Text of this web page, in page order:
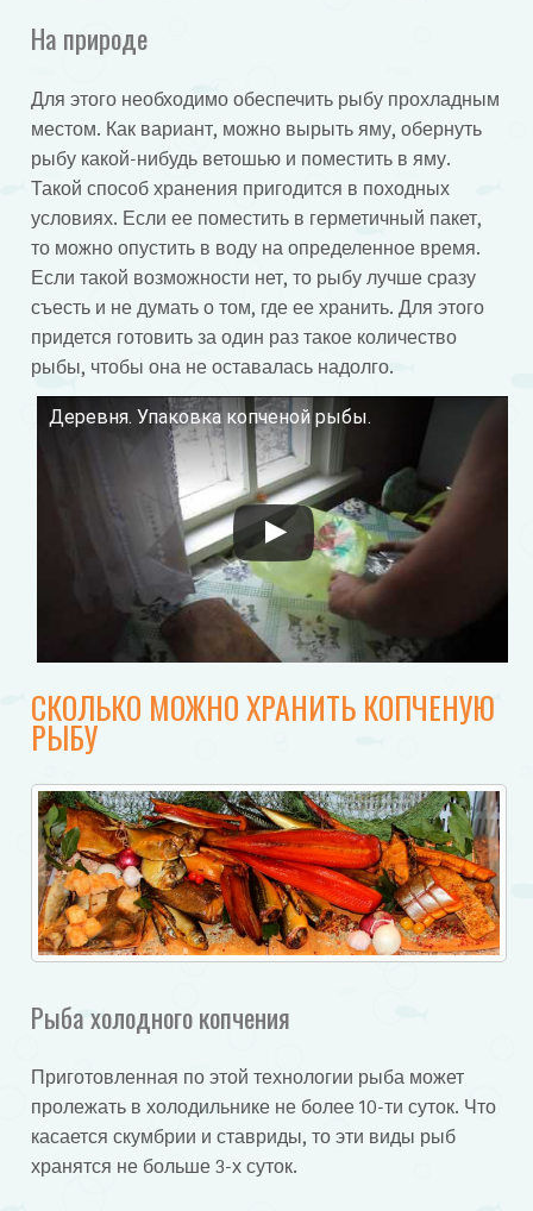
На природе
Для этого необходимо обеспечить рыбу прохладным
местом. Как вариант, можно вырыть яму, обернуть
рыбу какой-нибудь ветошью и поместить в яму.
Такой способ хранения пригодится в походных
условиях. Если ее поместить в герметичный пакет,
то можно опустить в воду на определенное время.
Если такой возможности нет, то рыбу лучше сразу
съесть и не думать о том, где ее хранить. Для этого
придется готовить за один раз такое количество
рыбы, чтобы она не оставалась надолго.
Деревня. Упаковка копченой рыбы.
Смотрите это видео на YouTube
СКОЛЬКО МОЖНО ХРАНИТЬ КОПЧЕНУЮ
РЫБУ
Рыба холодного копчения
Приготовленная по этой технологии рыба может
пролежать в холодильнике не более 10-ти суток. Что
касается скумбрии и ставриды, то эти виды рыб
хранятся не больше 3-х суток.